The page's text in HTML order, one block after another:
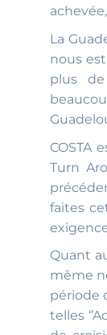
La
nous
plus
COSTA
Turn
faites
Quant
même
période
telles